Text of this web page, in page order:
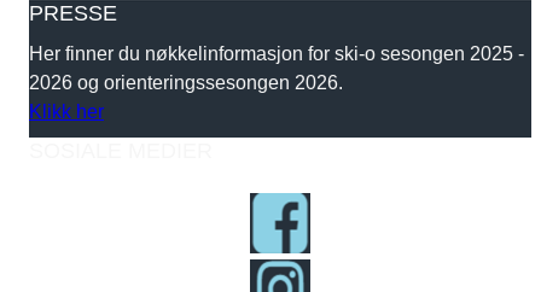
PRESSE
Her finner du nøkkelinformasjon for ski-o sesongen 2025 -
2026 og orienteringssesongen 2026.
Klikk her